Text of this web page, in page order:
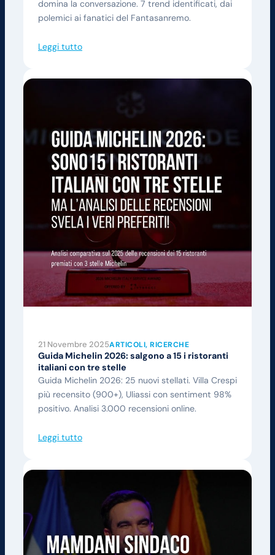
domina la conversazione. 7 trend identificati, dai
polemici ai fanatici del Fantasanremo.
Leggi tutto
21 Novembre 2025ARTICOLI, RICERCHE
Guida Michelin 2026: salgono a 15 i ristoranti
italiani con tre stelle
Guida Michelin 2026: 25 nuovi stellati. Villa Crespi
più recensito (900+), Uliassi con sentiment 98%
positivo. Analisi 3.000 recensioni online.
Leggi tutto